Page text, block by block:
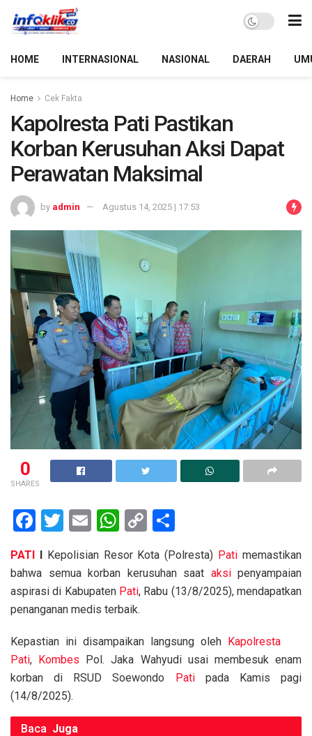
HOME INTERNASIONAL NASIONAL DAERAH
Home Cek Fakta
Kapolresta Pati Pastikan
Korban Kerusuhan Aksi Dapat
Perawatan Maksimal
by admin Agustus 14, 2025 | 17:53
0
SHARES
F
ce
b
o
o
k
T
tt
er
E
ail
W
at
s
A
p
p
C
py
Li
k
ar
e
PATI IKepolisian Resor Kota (Polresta) Pati memastikan
bahwa semua korban kerusuhan saat aksipenyampaian
aspirasi di Kabupaten Pati, Rabu (13/8/2025), mendapatkan
penanganan medis terbaik.
Kepastian ini disampaikan langsung oleh Kapolresta
Pati, Kombes Pol. Jaka Wahyudi usai membesuk enam
korban di RSUD Soewondo Patipada Kamis pagi
(14/8/2025).
Baca Juga